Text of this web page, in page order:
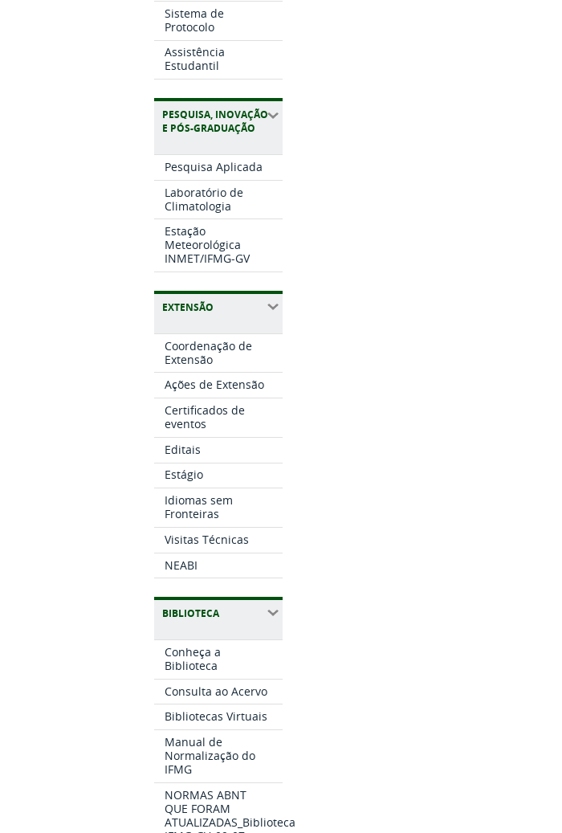
Sistema de
Protocolo
Assistência
Estudantil
PESQUISA, INOVAÇÃO
E PÓS-GRADUAÇÃO
Pesquisa Aplicada
Laboratório de
Climatologia
Estação
Meteorológica
INMET/IFMG-GV
EXTENSÃO
Coordenação de
Extensão
Ações de Extensão
Certificados de
eventos
Editais
Estágio
Idiomas sem
Fronteiras
Visitas Técnicas
NEABI
BIBLIOTECA
Conheça a
Biblioteca
Consulta ao Acervo
Bibliotecas Virtuais
Manual de
Normalização do
IFMG
NORMAS ABNT
QUE FORAM
ATUALIZADAS_Biblioteca